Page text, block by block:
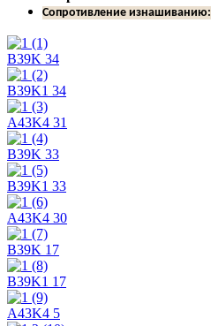
Сопротивление изнашиванию:
B39K 34
B39K1 34
A43K4 31
B39K 33
B39K1 33
A43K4 30
B39K 17
B39K1 17
A43K4 5